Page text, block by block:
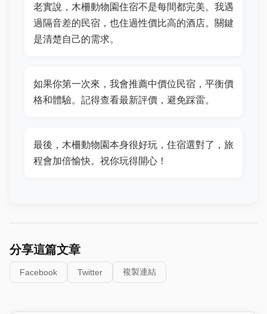
老實說，木柵動物園住宿不是每間都完美。我遇
過隔音差的民宿，也住過性價比高的酒店。關鍵
是清楚自己的需求。
如果你第一次來，我會推薦中價位民宿，平衡價
格和體驗。記得查看最新評價，避免踩雷。
最後，木柵動物園本身很好玩，住宿選對了，旅
程會加倍愉快。祝你玩得開心！
分享這篇文章
Facebook Twitter 複製連結